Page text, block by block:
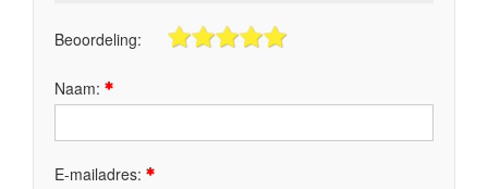
Beoordeling:
Naam:
E-mailadres: